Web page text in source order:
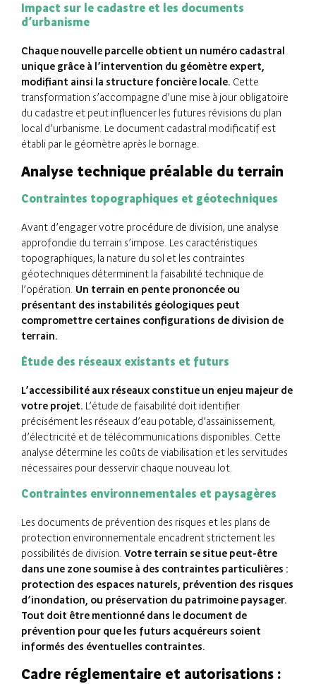
Impact sur le cadastre et les documents
d’urbanisme
Chaque nouvelle parcelle obtient un numéro cadastral
unique grâce à l’intervention du géomètre expert,
modifiant ainsi la structure foncière locale. Cette
transformation s’accompagne d’une mise à jour obligatoire
du cadastre et peut influencer les futures révisions du plan
local d’urbanisme. Le document cadastral modificatif est
établi par le géomètre après le bornage.
Analyse technique préalable du terrain
Contraintes topographiques et géotechniques
Avant d’engager votre procédure de division, une analyse
approfondie du terrain s’impose. Les caractéristiques
topographiques, la nature du sol et les contraintes
géotechniques déterminent la faisabilité technique de
l’opération. Un terrain en pente prononcée ou
présentant des instabilités géologiques peut
compromettre certaines configurations de division de
terrain.
Étude des réseaux existants et futurs
L’accessibilité aux réseaux constitue un enjeu majeur de
votre projet. L’étude de faisabilité doit identifier
précisément les réseaux d’eau potable, d’assainissement,
d’électricité et de télécommunications disponibles. Cette
analyse détermine les coûts de viabilisation et les servitudes
nécessaires pour desservir chaque nouveau lot.
Contraintes environnementales et paysagères
Les documents de prévention des risques et les plans de
protection environnementale encadrent strictement les
possibilités de division. Votre terrain se situe peut-être
dans une zone soumise à des contraintes particulières :
protection des espaces naturels, prévention des risques
d’inondation, ou préservation du patrimoine paysager.
Tout doit être mentionné dans le document de
prévention pour que les futurs acquéreurs soient
informés des éventuelles contraintes.
Cadre réglementaire et autorisations :